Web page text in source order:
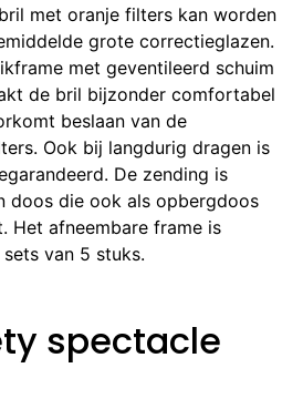
met oranje filters kan worden
grote correctieglazen.
met geventileerd schuim
de bril bijzonder comfortabel
beslaan van de
Ook bij langdurig dragen is
De zending is
doos die ook als opbergdoos
Het afneembare frame is
van 5 stuks.
spectacle